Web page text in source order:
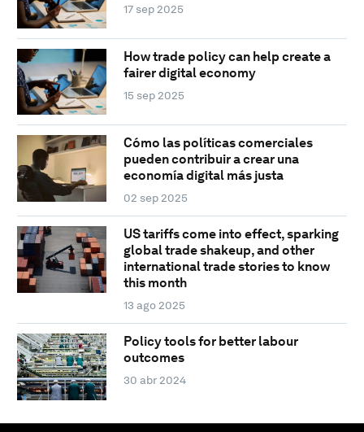
17 sep 2025
How trade policy can help create a
fairer digital economy
15 sep 2025
Cómo las políticas comerciales
pueden contribuir a crear una
economía digital más justa
02 sep 2025
US tariffs come into effect, sparking
global trade shakeup, and other
international trade stories to know
this month
13 ago 2025
Policy tools for better labour
outcomes
30 abr 2024